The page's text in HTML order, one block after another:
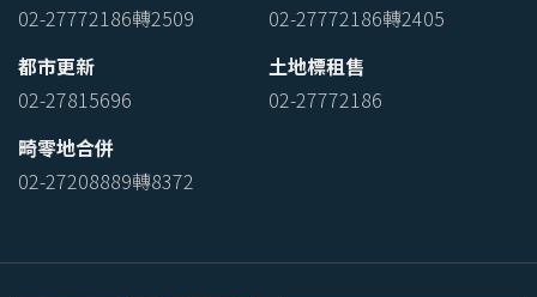
02-27772186轉2509
02-27772186轉2405
都市更新
02-27815696
土地標租售
02-27772186
畸零地合併
02-27208889轉8372